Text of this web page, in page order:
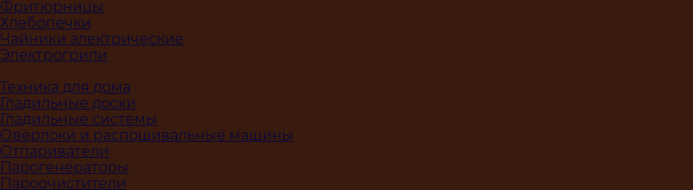
Фритюрницы
Хлебопечки
Чайники электрические
Электрогрили
Техника для дома
Гладильные доски
Гладильные системы
Оверлоки и распошивальные машины
Отпариватели
Парогенераторы
Пароочистители